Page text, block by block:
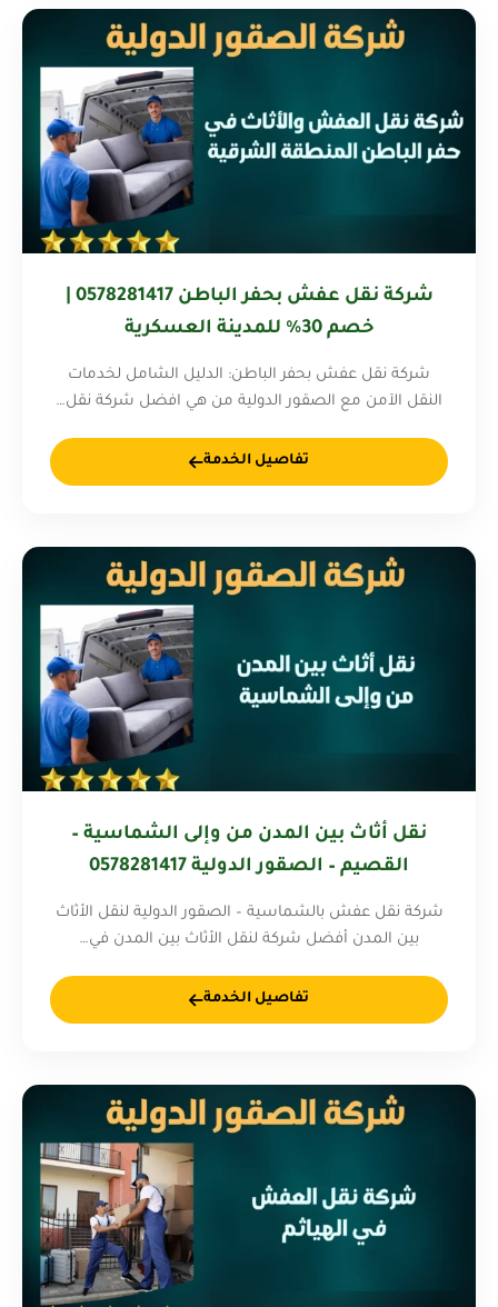
خصم 30% للمدينة العسكرية
شركة نقل عفش بحفر الباطن: الدليل الشامل لخدمات
النقل الآمن مع الصقور الدولية من هي افضل شركة نقل…
تفاصيل الخدمة
نقل أثاث بين المدن من وإلى الشماسية –
القصيم – الصقور الدولية 0578281417
شركة نقل عفش بالشماسية – الصقور الدولية لنقل الأثاث
بين المدن أفضل شركة لنقل الأثاث بين المدن في…
تفاصيل الخدمة